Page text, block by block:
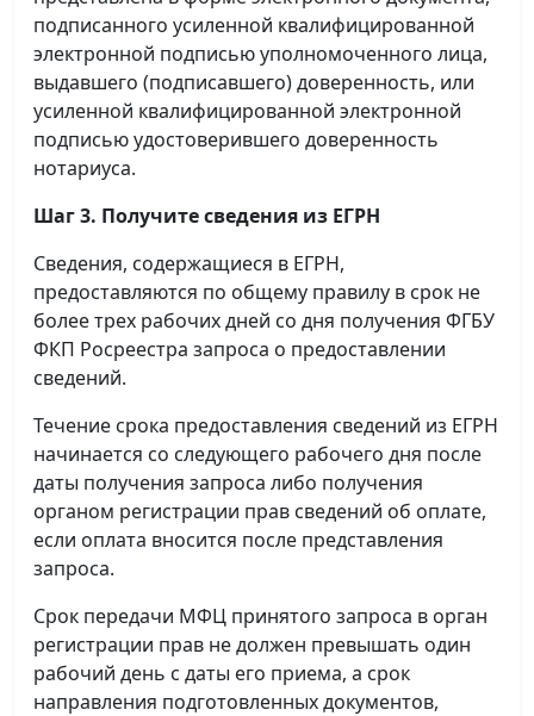
подписанного усиленной квалифицированной
электронной подписью уполномоченного лица,
выдавшего (подписавшего) доверенность, или
усиленной квалифицированной электронной
подписью удостоверившего доверенность
нотариуса.
Шаг 3. Получите сведения из ЕГРН
Сведения, содержащиеся в ЕГРН,
предоставляются по общему правилу в срок не
более трех рабочих дней со дня получения ФГБУ
ФКП Росреестра запроса о предоставлении
сведений.
Течение срока предоставления сведений из ЕГРН
начинается со следующего рабочего дня после
даты получения запроса либо получения
органом регистрации прав сведений об оплате,
если оплата вносится после представления
запроса.
Срок передачи МФЦ принятого запроса в орган
регистрации прав не должен превышать один
рабочий день с даты его приема, а срок
направления подготовленных документов,